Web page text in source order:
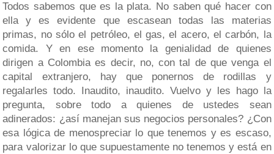
Todos sabemos que es la plata. No saben qué hacer con
ella y es evidente que escasean todas las materias
primas, no sólo el petróleo, el gas, el acero, el carbón, la
comida. Y en ese momento la genialidad de quienes
dirigen a Colombia es decir, no, con tal de que venga el
capital extranjero, hay que ponernos de rodillas y
regalarles todo. Inaudito, inaudito. Vuelvo y les hago la
pregunta, sobre todo a quienes de ustedes sean
adinerados: ¿así manejan sus negocios personales? ¿Con
esa lógica de menospreciar lo que tenemos y es escaso,
para valorizar lo que supuestamente no tenemos y está en